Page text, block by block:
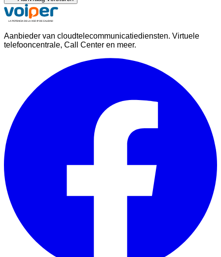
Aanbieder van cloudtelecommunicatiediensten. Virtuele
telefooncentrale, Call Center en meer.